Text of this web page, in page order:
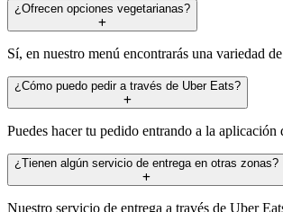
¿Ofrecen opciones vegetarianas?
Sí, en nuestro menú encontrarás una variedad
¿Cómo puedo pedir a través de Uber Eats?
Puedes hacer tu pedido entrando a la
¿Tienen algún servicio de entrega en otras zonas?
Nuestro servicio de entrega a través de Uber